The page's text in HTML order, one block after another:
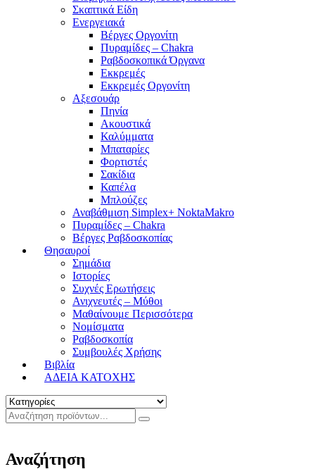
Σκαπτικά Είδη
Ενεργειακά
Βέργες Οργονίτη
Πυραμίδες – Chakra
Ραβδοσκοπικά Όργανα
Εκκρεμές
Εκκρεμές Οργονίτη
Αξεσουάρ
Πηνία
Ακουστικά
Καλύμματα
Μπαταρίες
Φορτιστές
Σακίδια
Καπέλα
Μπλούζες
Αναβάθμιση Simplex+ NoktaMakro
Πυραμίδες – Chakra
Βέργες Ραβδοσκοπίας
Θησαυροί
Σημάδια
Ιστορίες
Συχνές Ερωτήσεις
Ανιχνευτές – Μύθοι
Μαθαίνουμε Περισσότερα
Νομίσματα
Ραβδοσκοπία
Συμβουλές Χρήσης
Βιβλία
ΑΔΕΙΑ ΚΑΤΟΧΗΣ
Αναζήτηση